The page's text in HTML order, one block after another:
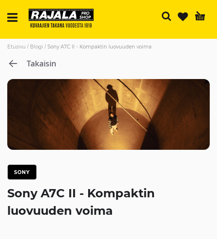
Etusivu Blogi Sony A7C II - Kompaktin luovuuden voima
Takaisin
SONY
Sony A7C II - Kompaktin
luovuuden voima